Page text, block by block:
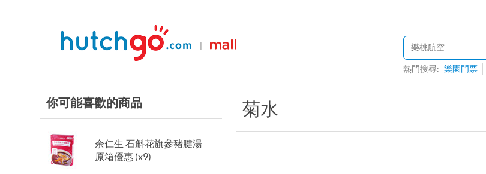
熱門搜尋: 樂園門票
菊水
你可能喜歡的商品
余仁生 石斛花旗參豬腱湯
原箱優惠 (x9)